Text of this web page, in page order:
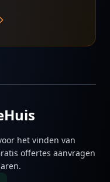
het vinden van
offertes aanvragen